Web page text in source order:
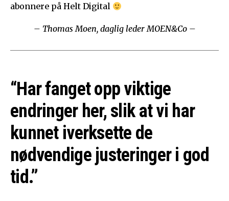
abonnere på Helt Digital
– Thomas Moen, daglig leder MOEN&Co –
“Har fanget opp viktige
endringer her, slik at vi har
kunnet iverksette de
nødvendige justeringer i god
tid.”